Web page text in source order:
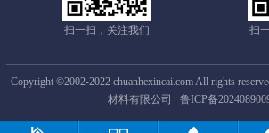
扫一扫，关注我们 扫
Copyright ©2002-2022 chuanhexincai.com All rights
材料有限公司 鲁ICP备